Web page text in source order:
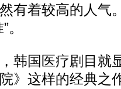
有着较高的人气
国医疗剧目就显
》这样的经典之